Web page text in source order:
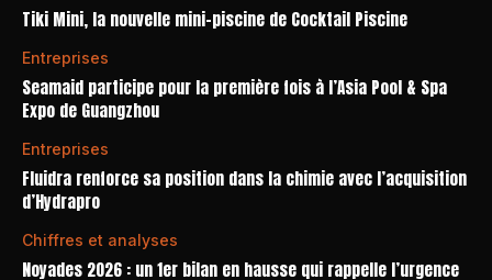
Tiki Mini, la nouvelle mini-piscine de Cocktail Piscine
Entreprises
Seamaid participe pour la première fois à l’Asia Pool & Spa
Expo de Guangzhou
Entreprises
Fluidra renforce sa position dans la chimie avec l’acquisition
d’Hydrapro
Chiffres et analyses
Noyades 2026 : un 1er bilan en hausse qui rappelle l’urgence